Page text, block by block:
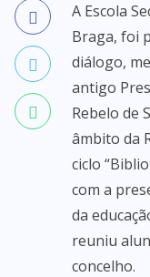
A Escola
Braga, foi
diálogo,
antigo
Rebelo de
âmbito da
ciclo
com a
da
reuniu
concelho.